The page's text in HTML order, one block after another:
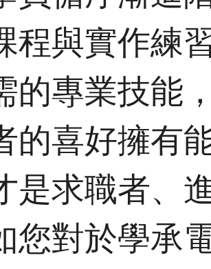
程與實作練
的專業技能
的喜好擁有
是求職者、
您對於學承